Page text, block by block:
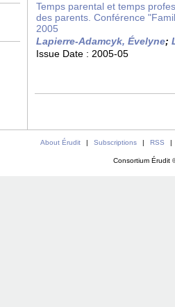
Temps parental et temps
des parents. Conférence
2005
Lapierre-Adamcyk, Évelyne;
Issue Date : 2005-05
About Érudit | Subscriptions | RSS |
Consortium Érudit